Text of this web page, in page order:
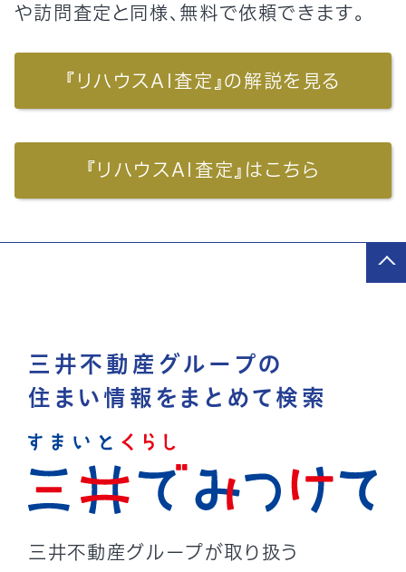
や訪問査定と同様、無料で依頼できます。
『リハウスAI査定』の解説を見る
『リハウスAI査定』はこちら
三井不動産グループの
住まい情報をまとめて検索
三井不動産グループが取り扱う